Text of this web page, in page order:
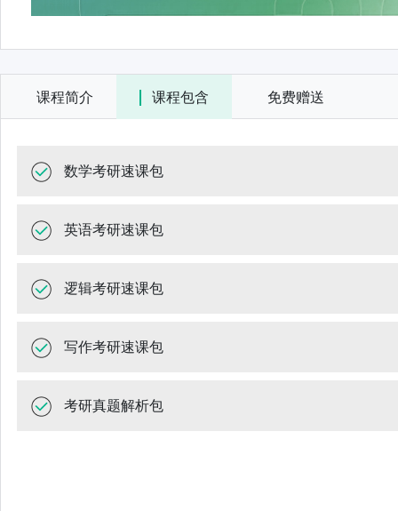
课程简介 课程包含 免费赠送
数学考研速课包
英语考研速课包
逻辑考研速课包
写作考研速课包
考研真题解析包